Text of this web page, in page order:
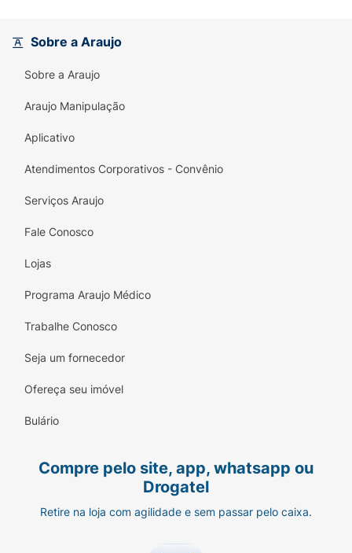
Sobre a Araujo
Sobre a Araujo
Araujo Manipulação
Aplicativo
Atendimentos Corporativos - Convênio
Serviços Araujo
Fale Conosco
Lojas
Programa Araujo Médico
Trabalhe Conosco
Seja um fornecedor
Ofereça seu imóvel
Bulário
Compre pelo site, app, whatsapp ou
Drogatel
Retire na loja com agilidade e sem passar pelo caixa.